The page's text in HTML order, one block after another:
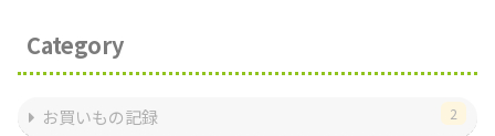
Category
お買いもの記録 2